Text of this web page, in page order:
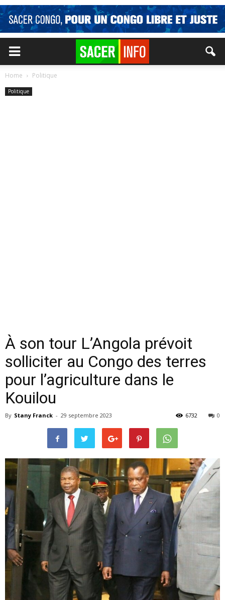
Home Politique
Politique
À son tour L’Angola prévoit
solliciter au Congo des terres
pour l’agriculture dans le
Kouilou
By Stany Franck - 29 septembre 2023 0
6732